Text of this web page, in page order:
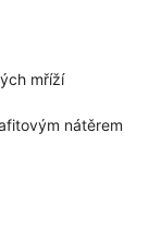
mříží
nátěrem